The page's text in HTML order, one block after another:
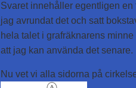
Svaret innehåller egentligen
jag avrundat det och satt
hela talet i grafräknarens
att jag kan använda det senare.
Nu vet vi alla sidorna på